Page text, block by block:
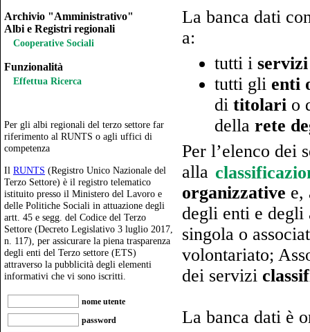
La banca dati
a:
tutti i
tutti gli enti
dititolari o
dellarete
Per l’elenco dei
alla
organizzative e,
degli enti e
singola o
volontariato;
dei servizi
La banca dati è
Archivio "Amministrativo"
Albi e Registri regionali
Cooperative Sociali
Funzionalità
Effettua Ricerca
Per gli albi regionali del terzo settore far
riferimento al RUNTS o agli uffici di
competenza
Il RUNTS (Registro Unico Nazionale del
Terzo Settore) è il registro telematico
istituito presso il Ministero del Lavoro e
delle Politiche Sociali in attuazione degli
artt. 45 e segg. del Codice del Terzo
Settore (Decreto Legislativo 3 luglio 2017,
n. 117), per assicurare la piena trasparenza
degli enti del Terzo settore (ETS)
attraverso la pubblicità degli elementi
informativi che vi sono iscritti.
nome utente
password